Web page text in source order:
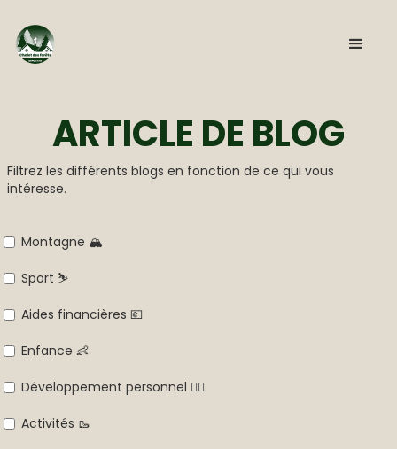
ARTICLE DE BLOG
Filtrez les différents blogs en fonction de ce qui vous
intéresse.
Montagne 🏔️
Sport ⛷️
Aides financières 💶
Enfance 👶
Développement personnel 🧘‍♂️
Activités 🥾